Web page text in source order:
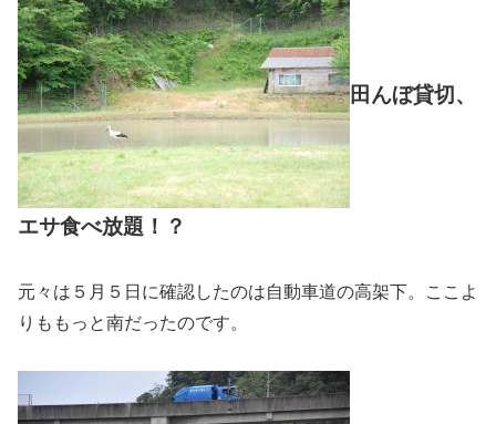
田んぼ貸切、
エサ食べ放題！？
元々は５月５日に確認したのは自動車道の高架下。ここよ
りももっと南だったのです。